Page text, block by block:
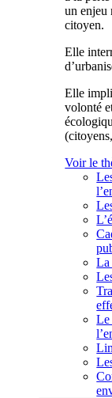
un enjeu
citoyen.
Elle
Elle
volonté
Voir le
La
Le